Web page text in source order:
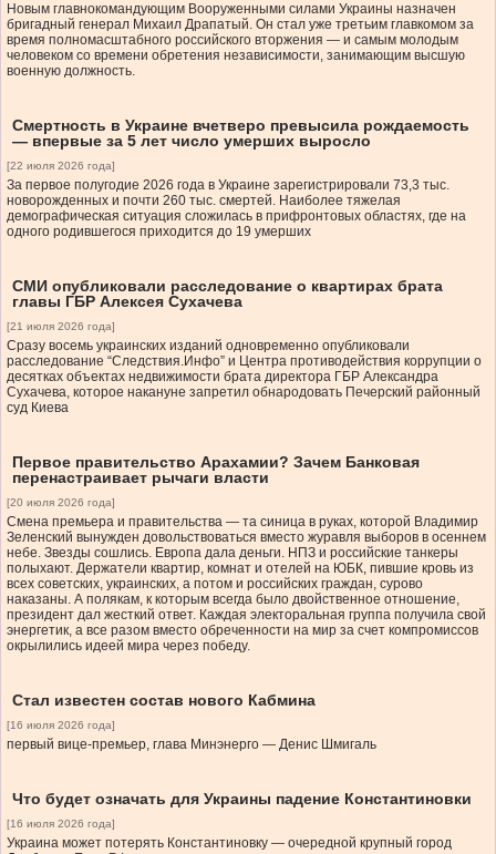
Новым главнокомандующим Вооруженными силами Украины назначен
бригадный генерал Михаил Драпатый. Он стал уже третьим главкомом за
время полномасштабного российского вторжения — и самым молодым
человеком со времени обретения независимости, занимающим высшую
военную должность.
Смертность в Украине вчетверо превысила рождаемость
— впервые за 5 лет число умерших выросло
[22 июля 2026 года]
За первое полугодие 2026 года в Украине зарегистрировали 73,3 тыс.
новорожденных и почти 260 тыс. смертей. Наиболее тяжелая
демографическая ситуация сложилась в прифронтовых областях, где на
одного родившегося приходится до 19 умерших
СМИ опубликовали расследование о квартирах брата
главы ГБР Алексея Сухачева
[21 июля 2026 года]
Сразу восемь украинских изданий одновременно опубликовали
расследование “Следствия.Инфо” и Центра противодействия коррупции о
десятках объектах недвижимости брата директора ГБР Александра
Сухачева, которое накануне запретил обнародовать Печерский районный
суд Киева
Первое правительство Арахамии? Зачем Банковая
перенастраивает рычаги власти
[20 июля 2026 года]
Смена премьера и правительства — та синица в руках, которой Владимир
Зеленский вынужден довольствоваться вместо журавля выборов в осеннем
небе. Звезды сошлись. Европа дала деньги. НПЗ и российские танкеры
полыхают. Держатели квартир, комнат и отелей на ЮБК, пившие кровь из
всех советских, украинских, а потом и российских граждан, сурово
наказаны. А полякам, к которым всегда было двойственное отношение,
президент дал жесткий ответ. Каждая электоральная группа получила свой
энергетик, а все разом вместо обреченности на мир за счет компромиссов
окрылились идеей мира через победу.
Стал известен состав нового Кабмина
[16 июля 2026 года]
первый вице-премьер, глава Минэнерго — Денис Шмигаль
Что будет означать для Украины падение Константиновки
[16 июля 2026 года]
Украина может потерять Константиновку — очередной крупный город